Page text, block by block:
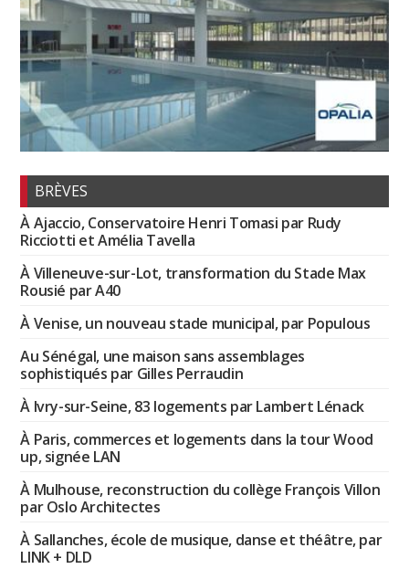
BRÈVES
À Ajaccio, Conservatoire Henri Tomasi par Rudy
Ricciotti et Amélia Tavella
À Villeneuve-sur-Lot, transformation du Stade Max
Rousié par A40
À Venise, un nouveau stade municipal, par Populous
Au Sénégal, une maison sans assemblages
sophistiqués par Gilles Perraudin
À Ivry-sur-Seine, 83 logements par Lambert Lénack
À Paris, commerces et logements dans la tour Wood
up, signée LAN
À Mulhouse, reconstruction du collège François Villon
par Oslo Architectes
À Sallanches, école de musique, danse et théâtre, par
LINK + DLD